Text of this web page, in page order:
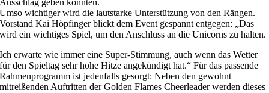
Ausschlag geben könnten.
Umso wichtiger wird die lautstarke Unterstützung von den Rängen.
Vorstand Kai Höpfinger blickt dem Event gespannt entgegen: „Das
wird ein wichtiges Spiel, um den Anschluss an die Unicorns zu halten.
Ich erwarte wie immer eine Super-Stimmung, auch wenn das Wetter
für den Spieltag sehr hohe Hitze angekündigt hat.“ Für das passende
Rahmenprogramm ist jedenfalls gesorgt: Neben den gewohnt
mitreißenden Auftritten der Golden Flames Cheerleader werden dieses